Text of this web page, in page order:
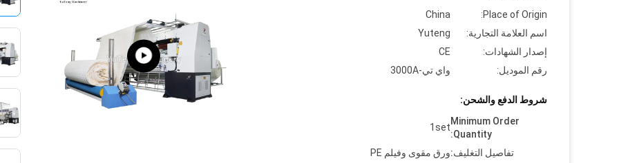
Place of Origin:
China
اسم العلامة التجارية:
Yuteng
إصدار الشهادات:
CE
رقم الموديل:
واي تي-3000A
شروط الدفع والشحن:
Minimum Order
Quantity:
1set
تفاصيل التغليف:ورق مقوى وفيلم PE